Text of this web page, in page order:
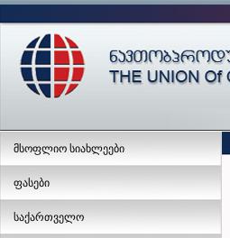
მსოფლიო სიახლეები
ფასები
საქართველო